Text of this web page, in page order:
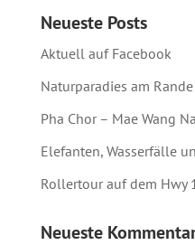
Neueste Posts
Aktuell auf Facebook
Naturparadies am
Pha Chor – Mae Wang
Elefanten, Wasserfälle
Rollertour auf dem Hwy
Neueste